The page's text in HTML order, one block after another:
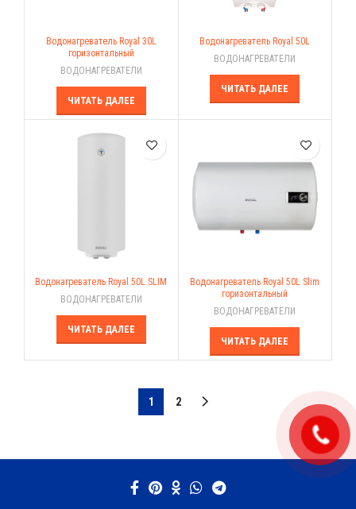
Водонагреватель Royal 30L
горизонтальный
ВОДОНАГРЕВАТЕЛИ
ЧИТАТЬ ДАЛЕЕ
Водонагреватель Royal 50L
ВОДОНАГРЕВАТЕЛИ
ЧИТАТЬ ДАЛЕЕ
Водонагреватель Royal 50L SLIM
ВОДОНАГРЕВАТЕЛИ
ЧИТАТЬ ДАЛЕЕ
Водонагреватель Royal 50L Slim
горизонтальный
ВОДОНАГРЕВАТЕЛИ
ЧИТАТЬ ДАЛЕЕ
1 2